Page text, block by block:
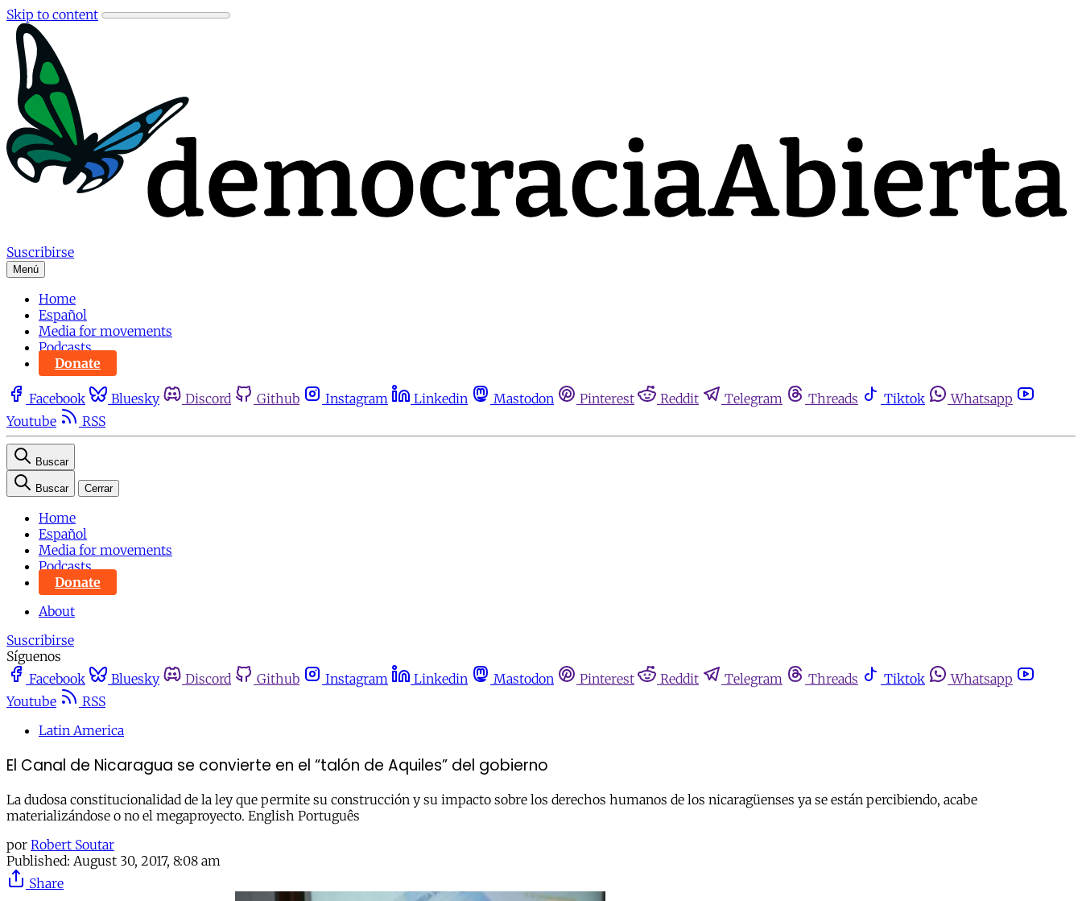
Skip to content
Suscribirse
Menú
Home
Español
Media for movements
Podcasts
Donate
Facebook Bluesky Discord Github Instagram Linkedin Mastodon Pinterest Reddit Telegram Threads Tiktok
Whatsapp
Youtube
RSS
Buscar
Buscar Cerrar
Home
Español
Media for movements
Podcasts
Donate
About
Suscribirse
Síguenos
Facebook
Bluesky Discord Github Instagram Linkedin Mastodon Pinterest Reddit Telegram Threads Tiktok
Whatsapp
Youtube
RSS
Latin America
El Canal de Nicaragua se convierte en el “talón de Aquiles” del gobierno
La dudosa constitucionalidad de la ley que permite su construcción y su impacto sobre los derechos humanos de los nicaragüenses ya se están percibiendo, acabe
materializándose o no el megaproyecto. English Português
por Robert Soutar
Published: August 30, 2017, 8:08 am
Share